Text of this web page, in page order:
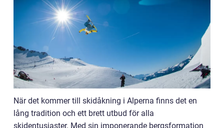
När det kommer till skidåkning i Alperna finns det en
lång tradition och ett brett utbud för alla
skidentusiaster. Med sin imponerande bergsformation